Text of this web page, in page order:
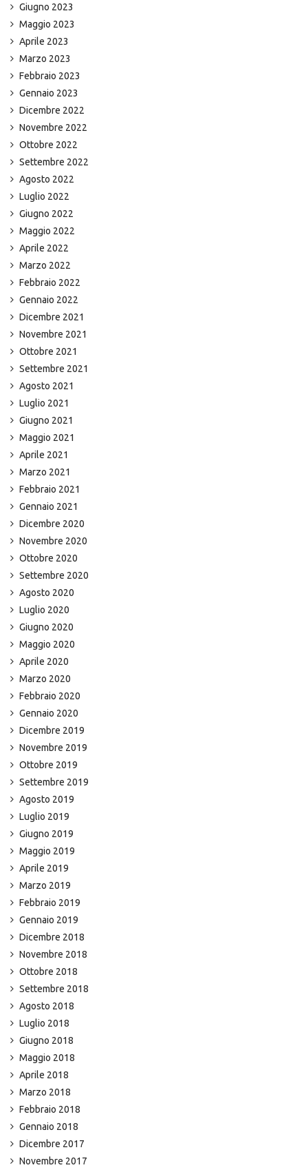
Giugno 2023
Maggio 2023
Aprile 2023
Marzo 2023
Febbraio 2023
Gennaio 2023
Dicembre 2022
Novembre 2022
Ottobre 2022
Settembre 2022
Agosto 2022
Luglio 2022
Giugno 2022
Maggio 2022
Aprile 2022
Marzo 2022
Febbraio 2022
Gennaio 2022
Dicembre 2021
Novembre 2021
Ottobre 2021
Settembre 2021
Agosto 2021
Luglio 2021
Giugno 2021
Maggio 2021
Aprile 2021
Marzo 2021
Febbraio 2021
Gennaio 2021
Dicembre 2020
Novembre 2020
Ottobre 2020
Settembre 2020
Agosto 2020
Luglio 2020
Giugno 2020
Maggio 2020
Aprile 2020
Marzo 2020
Febbraio 2020
Gennaio 2020
Dicembre 2019
Novembre 2019
Ottobre 2019
Settembre 2019
Agosto 2019
Luglio 2019
Giugno 2019
Maggio 2019
Aprile 2019
Marzo 2019
Febbraio 2019
Gennaio 2019
Dicembre 2018
Novembre 2018
Ottobre 2018
Settembre 2018
Agosto 2018
Luglio 2018
Giugno 2018
Maggio 2018
Aprile 2018
Marzo 2018
Febbraio 2018
Gennaio 2018
Dicembre 2017
Novembre 2017